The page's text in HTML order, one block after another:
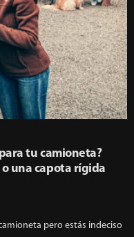
tu camioneta?
una capota rígida
pero estás indeciso